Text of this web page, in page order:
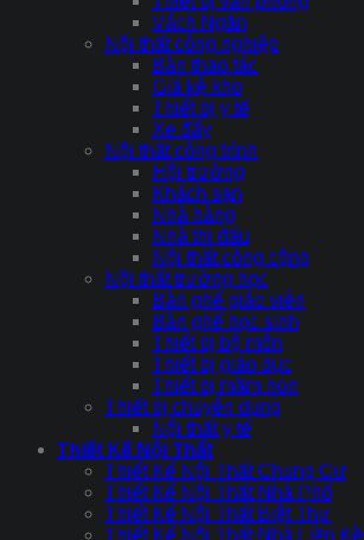
Vách Ngăn
Nội thất công nghiệp
Bàn thao tác
Giá kệ kho
Thiết bị y tế
Xe đẩy
Nội thất công trình
Hội trường
Khách sạn
Nhà hàng
Nhà thi đấu
Nội thất công cộng
Nội thất trường học
Bàn ghế giáo viên
Bàn ghế học sinh
Thiết bị bộ môn
Thiết bị giáo dục
Thiết bị mầm non
Thiết bị chuyên dụng
Nội thất y tế
Thiết Kế Nội Thất
Thiết Kế Nội Thất Chung Cư
Thiết Kế Nội Thất Nhà Phố
Thiết Kế Nội Thất Biệt Thự
Thiết Kế Nội Thất Nhà Liền Kề